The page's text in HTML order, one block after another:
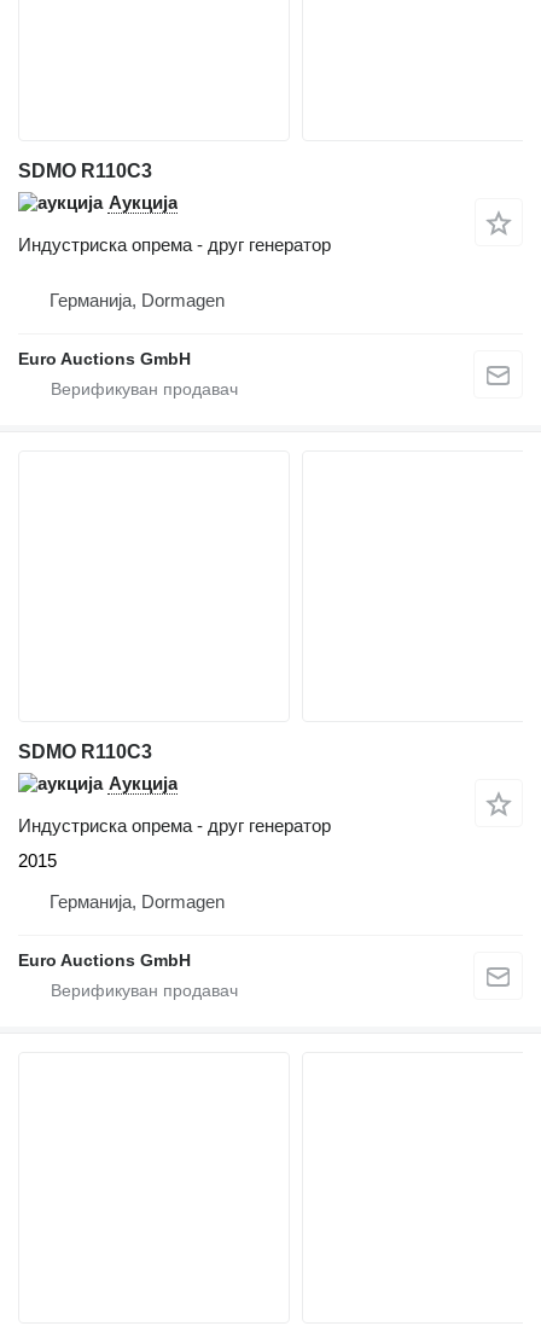
SDMO R110C3
Аукција
Индустриска опрема - друг генератор
Германија, Dormagen
Euro Auctions GmbH
SDMO R110C3
Аукција
Индустриска опрема - друг генератор
2015
Германија, Dormagen
Euro Auctions GmbH